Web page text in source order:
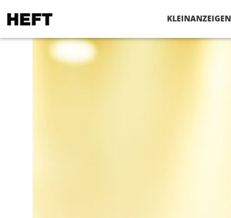
KLEINANZEIGEN